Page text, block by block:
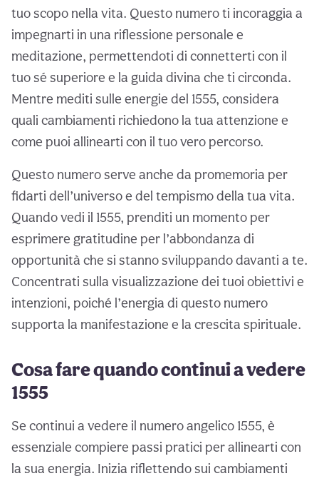
tuo scopo nella vita. Questo numero ti incoraggia a
impegnarti in una riflessione personale e
meditazione, permettendoti di connetterti con il
tuo sé superiore e la guida divina che ti circonda.
Mentre mediti sulle energie del 1555, considera
quali cambiamenti richiedono la tua attenzione e
come puoi allinearti con il tuo vero percorso.
Questo numero serve anche da promemoria per
fidarti dell’universo e del tempismo della tua vita.
Quando vedi il 1555, prenditi un momento per
esprimere gratitudine per l’abbondanza di
opportunità che si stanno sviluppando davanti a te.
Concentrati sulla visualizzazione dei tuoi obiettivi e
intenzioni, poiché l’energia di questo numero
supporta la manifestazione e la crescita spirituale.
Cosa fare quando continui a vedere
1555
Se continui a vedere il numero angelico 1555, è
essenziale compiere passi pratici per allinearti con
la sua energia. Inizia riflettendo sui cambiamenti